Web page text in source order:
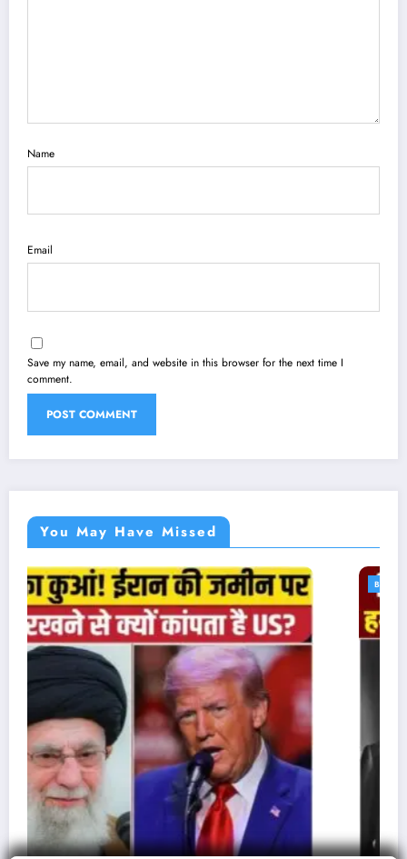
Name
Email
Save my name, email, and website in this browser for the next time I
comment.
You May Have Missed
BLOG